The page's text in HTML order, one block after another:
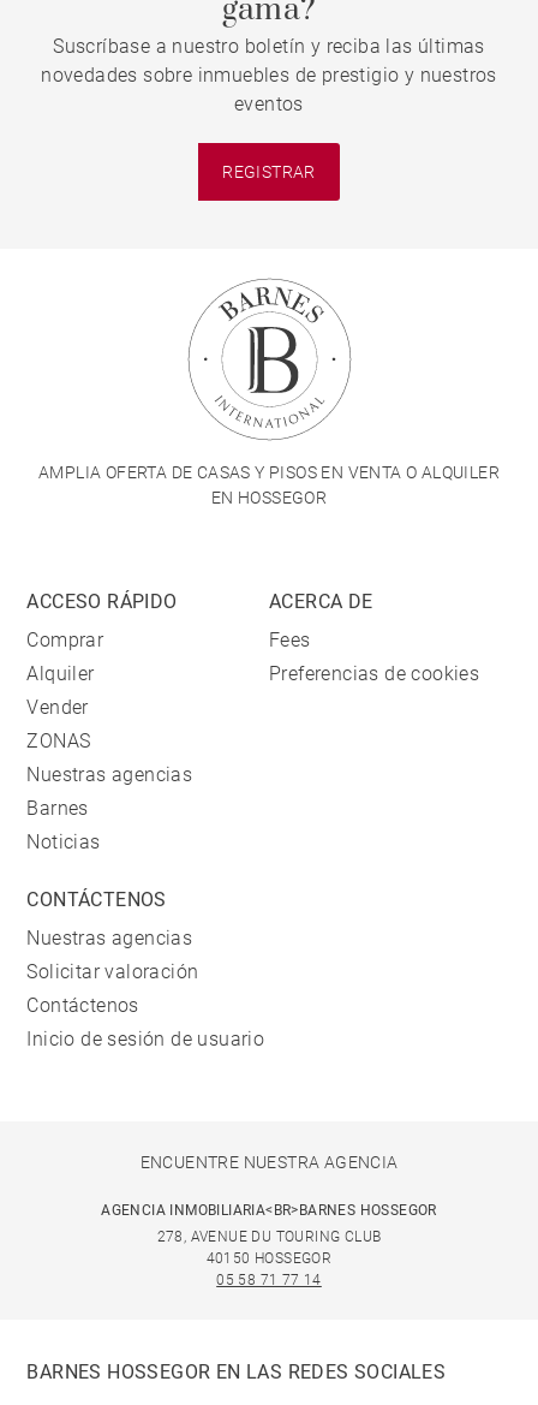
gama?
Suscríbase a nuestro boletín y reciba las últimas
novedades sobre inmuebles de prestigio y nuestros
eventos
REGISTRAR
AMPLIA OFERTA DE CASAS Y PISOS EN VENTA O ALQUILER
EN HOSSEGOR
ACCESO RÁPIDO
Comprar
Alquiler
Vender
ZONAS
Nuestras agencias
Barnes
Noticias
ACERCA DE
Fees
Preferencias de cookies
CONTÁCTENOS
Nuestras agencias
Solicitar valoración
Contáctenos
Inicio de sesión de usuario
ENCUENTRE NUESTRA AGENCIA
AGENCIA INMOBILIARIA<BR>BARNES HOSSEGOR
278, AVENUE DU TOURING CLUB
40150 HOSSEGOR
05 58 71 77 14
BARNES HOSSEGOR EN LAS REDES SOCIALES